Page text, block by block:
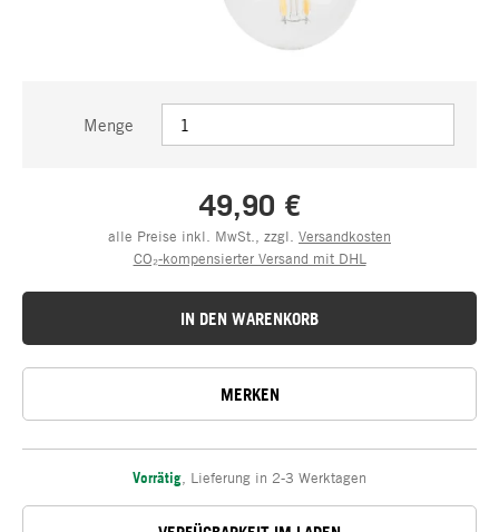
Menge
49,90 €
alle Preise inkl. MwSt., zzgl. Versandkosten
CO₂-kompensierter Versand mit DHL
IN DEN WARENKORB
MERKEN
Vorrätig Lieferung in 2-3 Werktagen